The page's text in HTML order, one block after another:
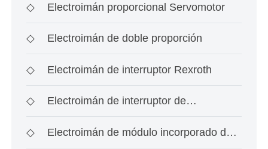
◇ Electroimán proporcional Servomotor
◇ Electroimán de doble proporción
◇ Electroimán de interruptor Rexroth
◇ Electroimán de interruptor de
investigación de ace
◇ Electroimán de módulo incorporado de